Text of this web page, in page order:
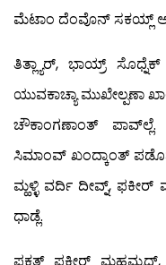
ಮೆಟಾಂ ದೆಂವೊನ್ ಸಕಯ್ಲ್
ತಿತ್ಲ್ಯಾರ್, ಭಾಯ್ರ್
ಯುವಕಾಚ್ಯಾ ಮುಖೇಲ್ಪಣಾ
ಚೌಕಾಂಗಣಾಂತ್
ಸಿಮಾಂವ್ ಖಂದ್ಕಾಂತ್
ಮ್ಹಳ್ಳಿ ವರ್ದಿ ದೀವ್ನ್,
ಧಾಡ್ಲೆ.